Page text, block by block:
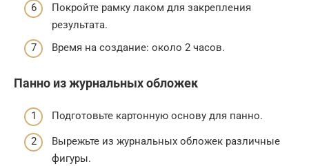
Покройте рамку лаком для закрепления
результата.
Время на создание: около 2 часов.
Панно из журнальных обложек
Подготовьте картонную основу для панно.
Вырежьте из журнальных обложек различные
фигуры.